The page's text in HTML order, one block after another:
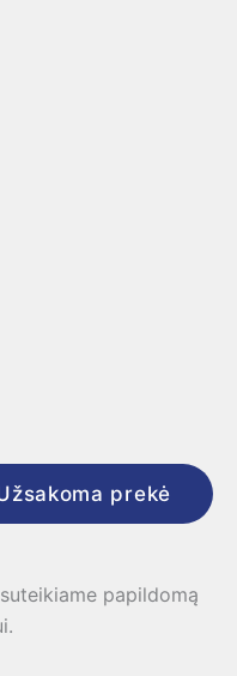
prekė
papildomą